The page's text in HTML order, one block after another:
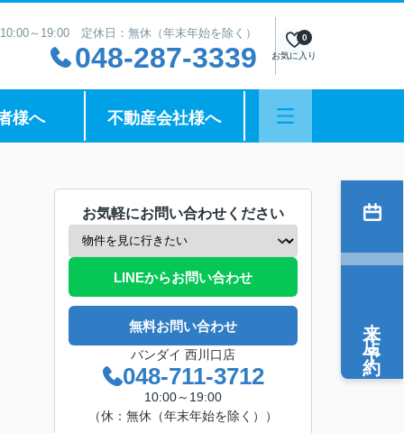
～19:00 定休日：無休（年末年始を除く）
048-287-3339 お気に入り
0
様へ 不動産会社様へ
お気軽にお問い合わせください
LINEからお問い合わせ
無料お問い合わせ
バンダイ 西川口店
048-711-3712
10:00～19:00
（休：無休（年末年始を除く））
来店予約